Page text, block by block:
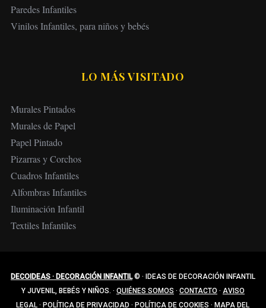
Paredes Infantiles
Vinilos Infantiles, para niños y bebés
LO MÁS VISITADO
Murales Pintados
Murales de Papel
Papel Pintado
Pizarras y Corchos
Cuadros Infantiles
Alfombras Infantiles
Iluminación Infantil
Textiles Infantiles
DECOIDEAS · DECORACIÓN INFANTIL© ·
IDEAS DE DECORACIÓN INFANTIL
Y JUVENIL, BEBÉS Y NIÑOS. · QUIÉNES SOMOS · CONTACTO · AVISO
LEGAL · POLÍTICA DE PRIVACIDAD · POLÍTICA DE COOKIES · MAPA DEL